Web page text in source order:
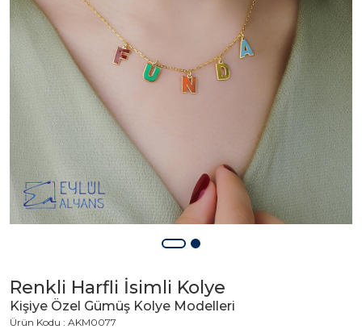
Renkli Harfli İsimli Kolye
Kişiye Özel Gümüş Kolye Modelleri
Ürün Kodu : AKM0077